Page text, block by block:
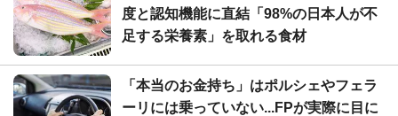
度と認知機能に直結「98%の日本人が不
足する栄養素」を取れる食材
「本当のお金持ち」はポルシェやフェラ
ーリには乗っていない...FPが実際に目に